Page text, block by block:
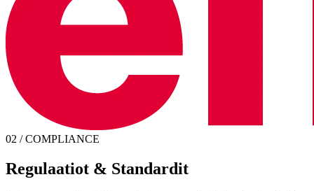
02 / COMPLIANCE
Regulaatiot & Standardit